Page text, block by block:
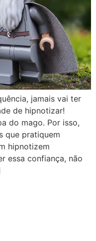
jamais vai ter
de hipnotizar!
do mago. Por isso,
que pratiquem
hipnotizem
essa confiança, não